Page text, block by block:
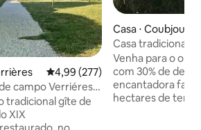
4,99 de uma avaliação média de
4,99 (277)
campo Verriéres,
tradicional gîte de
XIX
Casa ⋅ Coubjours
Casa tradicional
luxo
Venha para o
com 30% de
encantadora
hectares de